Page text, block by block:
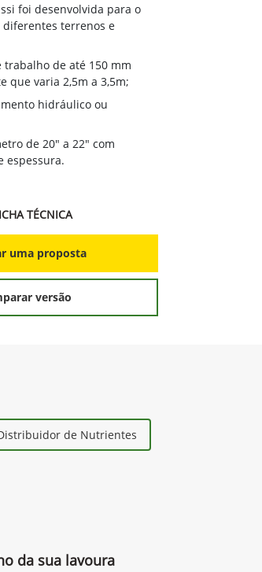
foi desenvolvida para o
terrenos e
de até 150 mm
que varia 2,5m a 3,5m;
hidráulico ou
de 20" a 22" com
espessura.
TÉCNICA
uma proposta
versão
de Nutrientes
da sua lavoura